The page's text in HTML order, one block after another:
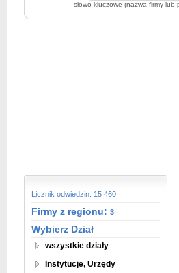
słowo kluczowe (nazwa firmy lub
Licznik odwiedzin: 15 460
Firmy z regionu: 3
Wybierz Dział
wszystkie działy
Instytucje, Urzędy